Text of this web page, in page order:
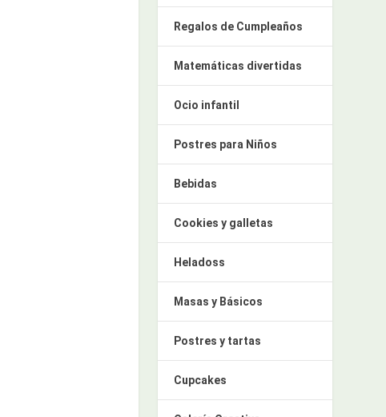
Regalos de Cumpleaños
Matemáticas divertidas
Ocio infantil
Postres para Niños
Bebidas
Cookies y galletas
Heladoss
Masas y Básicos
Postres y tartas
Cupcakes